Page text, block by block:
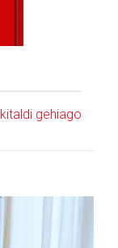
gehiago